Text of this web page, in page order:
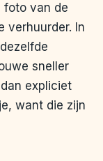
foto van de
verhuurder. In
sneller
expliciet
want die zijn